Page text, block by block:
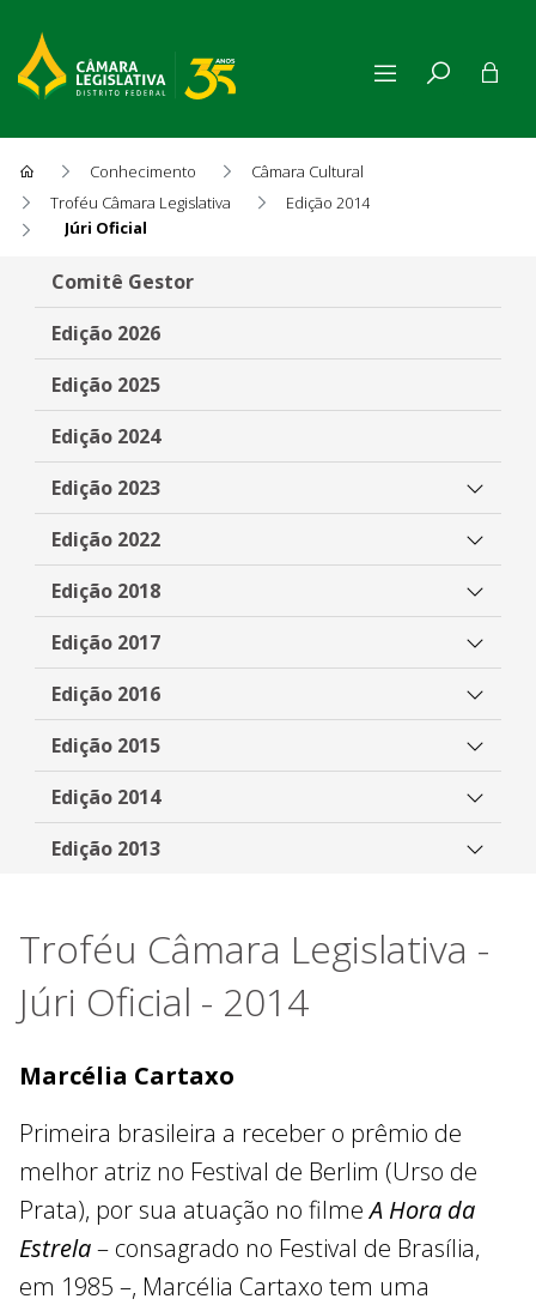
Conhecimento
Câmara Cultural
Troféu Câmara Legislativa
Edição 2014
Júri Oficial
Júri Oficial
Comitê Gestor
Edição 2026
Edição 2025
Edição 2024
Edição 2023
Edição 2022
Edição 2018
Edição 2017
Edição 2016
Edição 2015
Edição 2014
Edição 2013
Troféu Câmara Legislativa -
Júri Oficial - 2014
Marcélia Cartaxo
Primeira brasileira a receber o prêmio de
melhor atriz no Festival de Berlim (Urso de
Prata), por sua atuação no filmeA Hora da
Estrela– consagrado no Festival de Brasília,
em 1985 –, Marcélia Cartaxo tem uma